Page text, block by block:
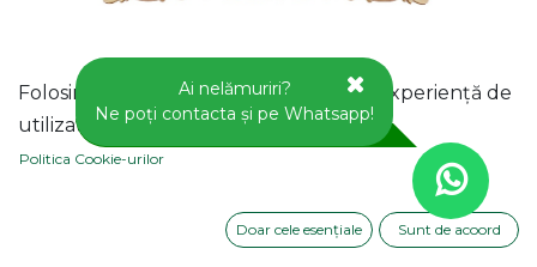
Folosim cookie-uri pentru a vă oferi o experiență de
utilizator mai bună pe acest site web.
Politica Cookie-urilor
Doar cele esențiale Sunt de acoord
Ai nelămuriri?
Ne poți contacta și pe Whatsapp!